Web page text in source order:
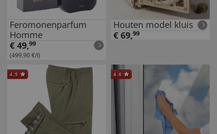
Feromonenparfum
Homme
€ 49,99
(499,90 €/l)
Houten model kluis
€ 69,99
4.5 4.6